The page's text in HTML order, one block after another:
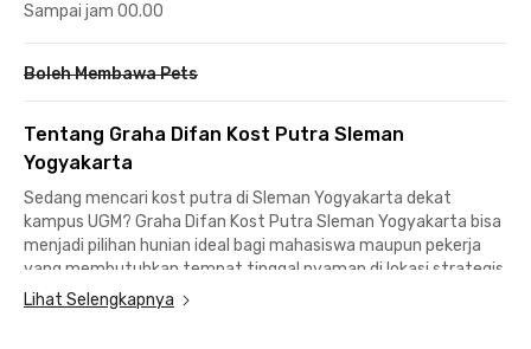
Sampai jam 00.00
Boleh Membawa Pets
Tentang Graha Difan Kost Putra Sleman
Yogyakarta
Sedang mencari kost putra di Sleman Yogyakarta dekat
kampus UGM? Graha Difan Kost Putra Sleman Yogyakarta bisa
menjadi pilihan hunian ideal bagi mahasiswa maupun pekerja
yang membutuhkan tempat tinggal nyaman di lokasi strategis.
Kost di Jogja dekat UGM ini berjarak sekitar 2 km atau hanya 7
menit berkendara menuju Universitas Gadjah Mada, sehingga
Lihat Selengkapnya